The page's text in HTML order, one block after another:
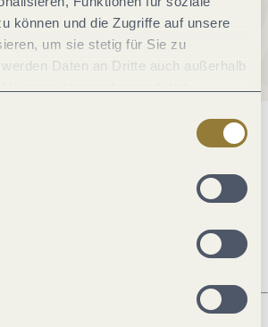
können und die Zugriffe auf unsere
um sie stetig für Sie zu
Daten an Dritte auch außerhalb
werden. Mit der Auswahl "Alle
zu Beeinträchtigungen in der Nutzung
Informationen